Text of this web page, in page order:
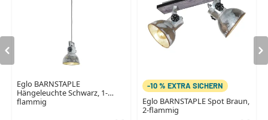
Eglo BARNSTAPLE
Hängeleuchte Schwarz, 1-
flammig
-10 % EXTRA SICHERN
Eglo BARNSTAPLE Spot Braun,
2-flammig